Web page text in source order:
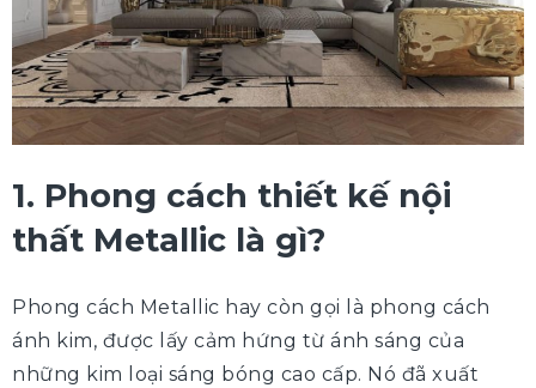
1. Phong cách thiết kế nội
thất Metallic là gì?
Phong cách Metallic hay còn gọi là phong cách
ánh kim, được lấy cảm hứng từ ánh sáng của
những kim loại sáng bóng cao cấp. Nó đã xuất